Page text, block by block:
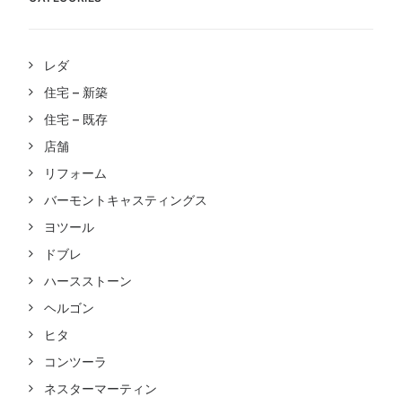
レダ
住宅 – 新築
住宅 – 既存
店舗
リフォーム
バーモントキャスティングス
ヨツール
ドブレ
ハースストーン
ヘルゴン
ヒタ
コンツーラ
ネスターマーティン